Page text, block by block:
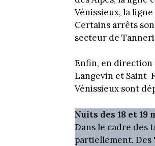
Vénissieux, la
Certains arrêts
secteur de
Enfin, en direction
Langevin et Saint-
Vénissieux sont
Nuits des 18 et 19
Dans le cadre des
partiellement. Des